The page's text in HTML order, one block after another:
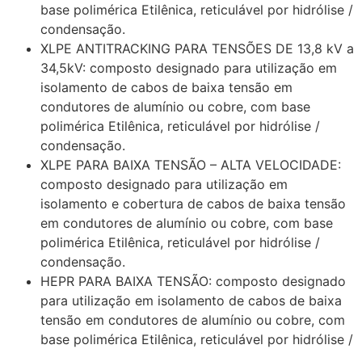
base polimérica Etilênica, reticulável por hidrólise /
condensação.
XLPE ANTITRACKING PARA TENSÕES DE 13,8 kV a
34,5kV: composto designado para utilização em
isolamento de cabos de baixa tensão em
condutores de alumínio ou cobre, com base
polimérica Etilênica, reticulável por hidrólise /
condensação.
XLPE PARA BAIXA TENSÃO – ALTA VELOCIDADE:
composto designado para utilização em
isolamento e cobertura de cabos de baixa tensão
em condutores de alumínio ou cobre, com base
polimérica Etilênica, reticulável por hidrólise /
condensação.
HEPR PARA BAIXA TENSÃO: composto designado
para utilização em isolamento de cabos de baixa
tensão em condutores de alumínio ou cobre, com
base polimérica Etilênica, reticulável por hidrólise /